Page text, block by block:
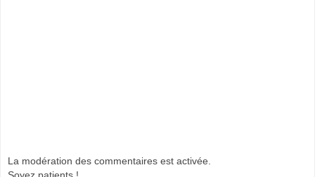
La modération des commentaires est activée.